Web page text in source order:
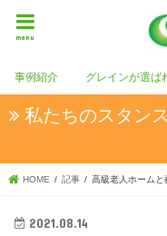
menu
事例紹介 グレインが選ば
私たちのスタン
HOME 記事 高級老人ホームと
2021.08.14